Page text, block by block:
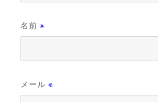
名前※
メール※